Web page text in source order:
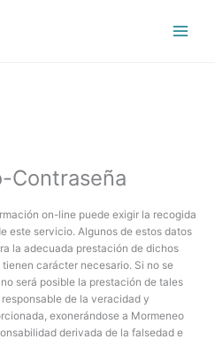
Contraseña
on-line puede exigir la recogida
este servicio. Algunos de estos datos
la adecuada prestación de dichos
carácter necesario. Si no se
será posible la prestación de tales
de la veracidad y
exonerándose a Mormeneo
derivada de la falsedad e